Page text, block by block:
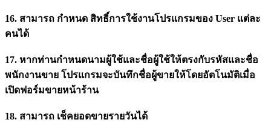
16. สามารถ กำหนด สิทธิ์การใช้งานโปรแกรมของ User แต่ละ
คนได้
17. หากท่านกำหนดนามผู้ใช้และชื่อผู้ใช้ให้ตรงกับรหัสและชื่อ
พนักงานขาย โปรแกรมจะบันทึกชื่อผู้ขายให้โดยอัตโนมัติเมื่อ
เปิดฟอร์มขายหน้าร้าน
18. สามารถ เช็คยอดขายรายวันได้